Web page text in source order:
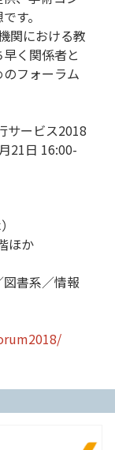
す。
関における教
く関係者と
フォーラム
サービス2018
21日 16:00-
ほか
書系／情報